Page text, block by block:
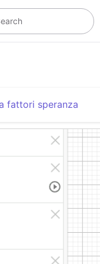
fattori speranza